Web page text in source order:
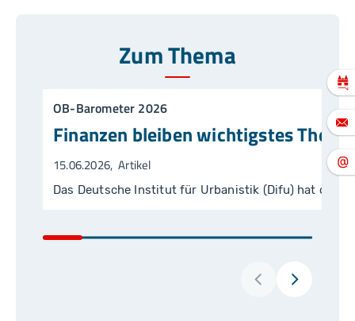
Zum Thema
OB-Barometer 2026
Finanzen bleiben wichtigstes
15.06.2026 Artikel
Das Deutsche Institut für Urbanistik (Difu) hat die